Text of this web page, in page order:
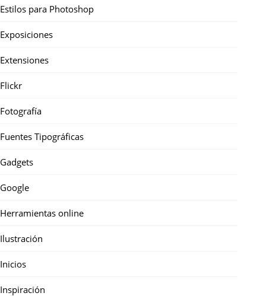
Estilos para Photoshop
Exposiciones
Extensiones
Flickr
Fotografía
Fuentes Tipográficas
Gadgets
Google
Herramientas online
Ilustración
Inicios
Inspiración